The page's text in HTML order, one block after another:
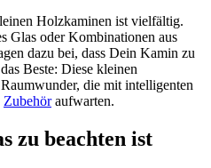
Holzkaminen ist vielfältig.
Glas oder Kombinationen aus
dazu bei, dass Dein Kamin zu
Beste: Diese kleinen
die mit intelligenten
Zubehöraufwarten.
zu beachten ist